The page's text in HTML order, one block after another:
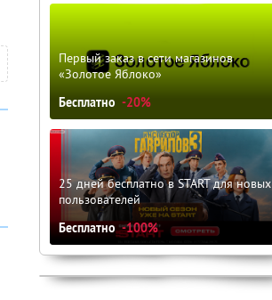
Первый заказ в сети магазинов
«Золотое Яблоко»
Бесплатно -20%
25 дней бесплатно в START для новых
пользователей
Бесплатно -100%